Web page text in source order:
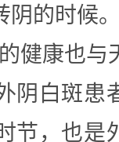
阴的时候
健康也与
阴白斑患
节，也是